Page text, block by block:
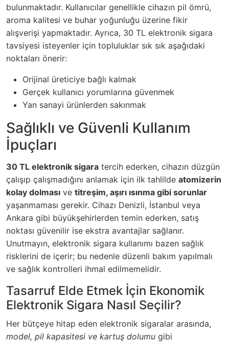
bulunmaktadır. Kullanıcılar genellikle cihazın pil ömrü,
aroma kalitesi ve buhar yoğunluğu üzerine fikir
alışverişi yapmaktadır. Ayrıca, 30 TL elektronik sigara
tavsiyesi isteyenler için topluluklar sık sık aşağıdaki
noktaları önerir:
Orijinal üreticiye bağlı kalmak
Gerçek kullanıcı yorumlarına güvenmek
Yan sanayi ürünlerden sakınmak
Sağlıklı ve Güvenli Kullanım
İpuçları
30 TL elektronik sigara tercih ederken, cihazın düzgün
çalışıp çalışmadığını anlamak için ilk tahlilde atomizerin
kolay dolması ve titreşim, aşırı ısınma gibi sorunlar
yaşanmaması gerekir. Cihazı Denizli, İstanbul veya
Ankara gibi büyükşehirlerden temin ederken, satış
noktası güvenilir ise ekstra avantajlar sağlanır.
Unutmayın, elektronik sigara kullanımı bazen sağlık
risklerini de içerir; bu nedenle düzenli bakım yapılmalı
ve sağlık kontrolleri ihmal edilmemelidir.
Tasarruf Elde Etmek İçin Ekonomik
Elektronik Sigara Nasıl Seçilir?
Her bütçeye hitap eden elektronik sigaralar arasında,
model, pil kapasitesi ve kartuş dolumu gibi